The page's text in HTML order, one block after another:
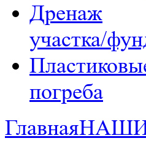
Дренаж
участка/
погреба
Главная